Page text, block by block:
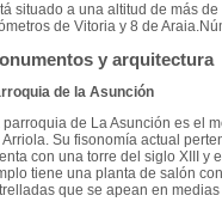
situado a una altitud de más
de Vitoria y 8 de
y arquitectura
de la Asunción
parroquia de La Asunción es el
Arriola. Su fisonomía actual
con una torre del siglo XIII y
tiene una planta de salón
que se apean en